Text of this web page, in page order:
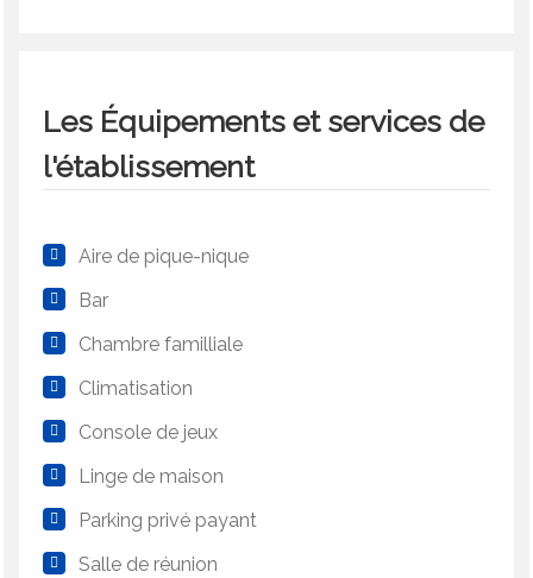
Les Équipements et services de
l'établissement
Aire de pique-nique
Bar
Chambre familliale
Climatisation
Console de jeux
Linge de maison
Parking privé payant
Salle de réunion